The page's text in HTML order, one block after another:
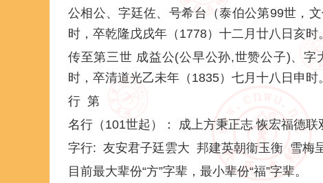
公相公、字廷佐、号希台（泰伯公第99世，
时，卒乾隆戊戌年（1778）十二月廿八日亥时。
传至第三世 成益公(公早公孙,世赞公子)、
时，卒清道光乙未年（1835）七月十八日申时
行 第
名行（101世起）： 成上方秉正志 恢宏福德联
字行: 友安君子廷雲大 邦建英朝衞玉衡 雪梅
目前最大辈份“方”字辈，最小辈份“福”字辈。